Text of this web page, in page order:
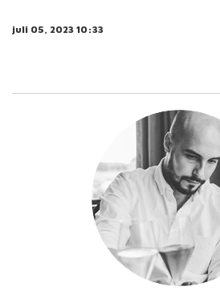
juli 05, 2023 10:33